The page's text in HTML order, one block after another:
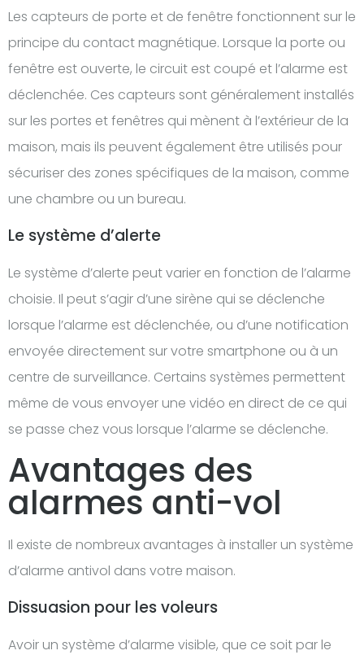
Les capteurs de porte et de fenêtre fonctionnent sur le
principe du contact magnétique. Lorsque la porte ou
fenêtre est ouverte, le circuit est coupé et l’alarme est
déclenchée. Ces capteurs sont généralement installés
sur les portes et fenêtres qui mènent à l’extérieur de la
maison, mais ils peuvent également être utilisés pour
sécuriser des zones spécifiques de la maison, comme
une chambre ou un bureau.
Le système d’alerte
Le système d’alerte peut varier en fonction de l’alarme
choisie. Il peut s’agir d’une sirène qui se déclenche
lorsque l’alarme est déclenchée, ou d’une notification
envoyée directement sur votre smartphone ou à un
centre de surveillance. Certains systèmes permettent
même de vous envoyer une vidéo en direct de ce qui
se passe chez vous lorsque l’alarme se déclenche.
Avantages des
alarmes anti-vol
Il existe de nombreux avantages à installer un système
d’alarme antivol dans votre maison.
Dissuasion pour les voleurs
Avoir un système d’alarme visible, que ce soit par le